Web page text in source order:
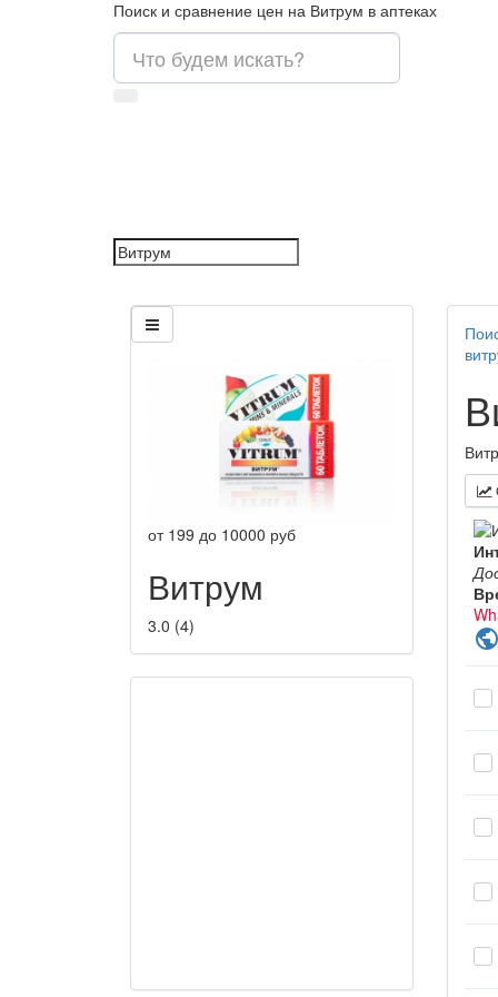
Поиск и сравнение цен на Витрум в аптеках
от 199 до 10000 руб
Витрум
3.0 (4) public